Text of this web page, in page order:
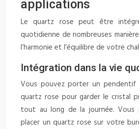
applications
Le quartz rose peut être
quotidienne de nombreuses
l’harmonie et l’équilibre de votre
Intégration dans la vie
Vous pouvez porter un pendentif
quartz rose pour garder le cristal
tout au long de la journée. Vous
placer un quartz rose sur votre